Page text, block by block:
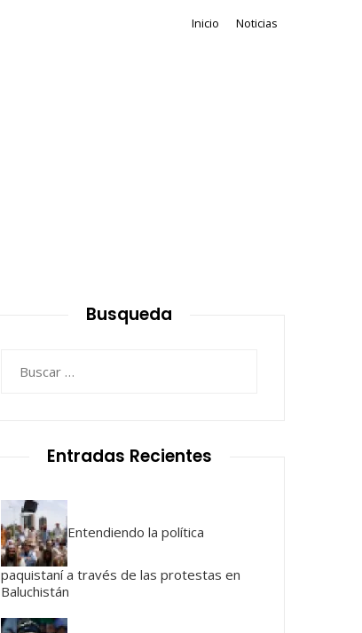
Inicio Noticias
Busqueda
Entradas Recientes
Entendiendo la política
paquistaní a través de las protestas en
Baluchistán